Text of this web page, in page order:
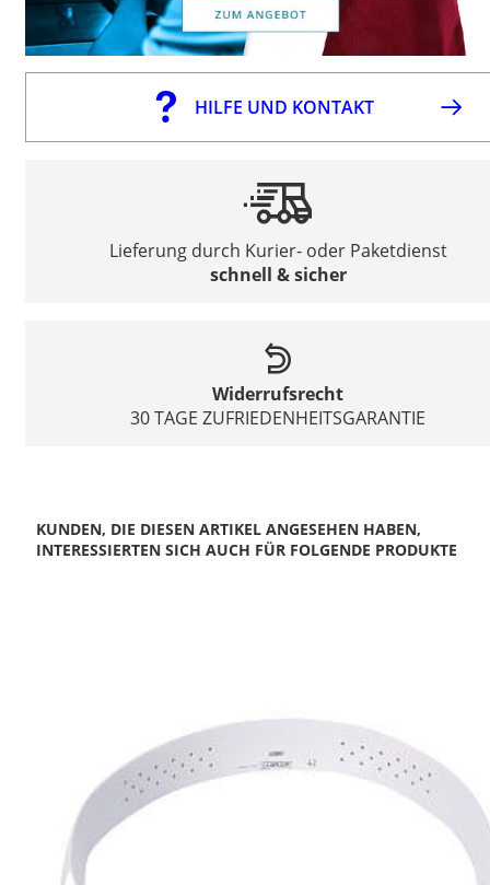
HILFE UND KONTAKT
Lieferung durch Kurier- oder Paketdienst
schnell & sicher
Widerrufsrecht
30 TAGE ZUFRIEDENHEITSGARANTIE
KUNDEN, DIE DIESEN ARTIKEL ANGESEHEN HABEN,
INTERESSIERTEN SICH AUCH FÜR FOLGENDE PRODUKTE